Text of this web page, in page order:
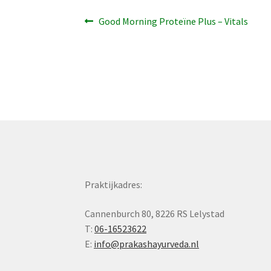
Bericht
Vorig
Good Morning Proteïne Plus – Vitals
Praktijkadres:
Cannenburch 80, 8226 RS Lelystad
T:06-16523622
E: info@prakashayurveda.nl